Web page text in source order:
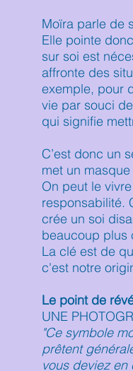
Moïra parle de
Elle pointe
sur soi est
affronte des
exemple, pour
vie par souci
qui signifie
C’est donc un
met un
On peut le
responsabilité.
crée un soi
beaucoup plus
La clé est de
c'est notre
Le point de
UNE
"Ce symbole
prêtent
vous deviez